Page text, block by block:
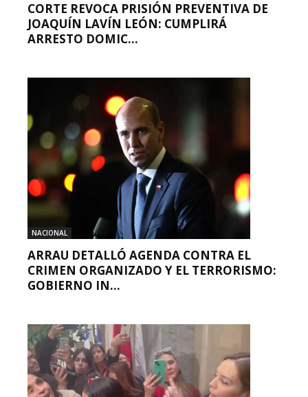
CORTE REVOCA PRISIÓN PREVENTIVA DE
JOAQUÍN LAVÍN LEÓN: CUMPLIRÁ
ARRESTO DOMIC...
NACIONAL
ARRAU DETALLÓ AGENDA CONTRA EL
CRIMEN ORGANIZADO Y EL TERRORISMO:
GOBIERNO IN...